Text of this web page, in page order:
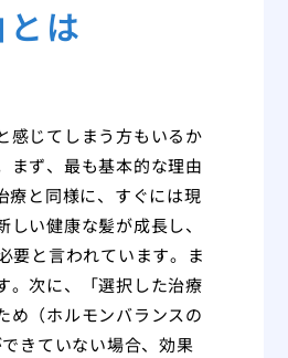
は
感じてしまう方もいるか
まず、最も基本的な理由
療と同様に、すぐには現
い健康な髪が成長し、
要と言われています。ま
。次に、「選択した治療
め（ホルモンバランスの
きていない場合、効果